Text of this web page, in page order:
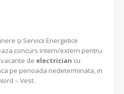
şi Servicii Energetice
concurs intern/extern pentru
de electrician cu
pe perioada nedeterminata, in
– Vest.